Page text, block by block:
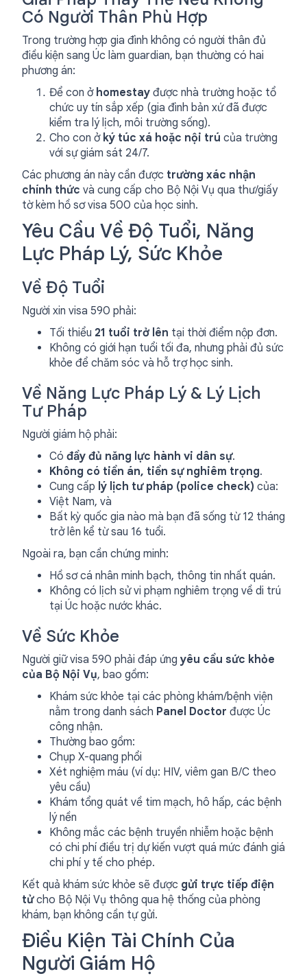
Có Người Thân Phù Hợp
Trong trường hợp gia đình không có người thân đủ
điều kiện sang Úc làm guardian, bạn thường có hai
phương án:
Để con ở homestay được nhà trường hoặc tổ
chức uy tín sắp xếp (gia đình bản xứ đã được
kiểm tra lý lịch, môi trường sống).
Cho con ở ký túc xá hoặc nội trú của trường
với sự giám sát 24/7.
Các phương án này cần được trường xác nhận
chính thức và cung cấp cho Bộ Nội Vụ qua thư/giấy
tờ kèm hồ sơ visa 500 của học sinh.
Yêu Cầu Về Độ Tuổi, Năng
Lực Pháp Lý, Sức Khỏe
Về Độ Tuổi
Người xin visa 590 phải:
Tối thiểu 21 tuổi trở lên tại thời điểm nộp đơn.
Không có giới hạn tuổi tối đa, nhưng phải đủ sức
khỏe để chăm sóc và hỗ trợ học sinh.
Về Năng Lực Pháp Lý & Lý Lịch
Tư Pháp
Người giám hộ phải:
Có đầy đủ năng lực hành vi dân sự.
Không có tiền án, tiền sự nghiêm trọng.
Cung cấp lý lịch tư pháp (police check) của:
Việt Nam, và
Bất kỳ quốc gia nào mà bạn đã sống từ 12 tháng
trở lên kể từ sau 16 tuổi.
Ngoài ra, bạn cần chứng minh:
Hồ sơ cá nhân minh bạch, thông tin nhất quán.
Không có lịch sử vi phạm nghiêm trọng về di trú
tại Úc hoặc nước khác.
Về Sức Khỏe
Người giữ visa 590 phải đáp ứng yêu cầu sức khỏe
của Bộ Nội Vụ, bao gồm:
Khám sức khỏe tại các phòng khám/bệnh viện
nằm trong danh sách Panel Doctor được Úc
công nhận.
Thường bao gồm:
Chụp X-quang phổi
Xét nghiệm máu (ví dụ: HIV, viêm gan B/C theo
yêu cầu)
Khám tổng quát về tim mạch, hô hấp, các bệnh
lý nền
Không mắc các bệnh truyền nhiễm hoặc bệnh
có chi phí điều trị dự kiến vượt quá mức đánh giá
chi phí y tế cho phép.
Kết quả khám sức khỏe sẽ được gửi trực tiếp điện
tửcho Bộ Nội Vụ thông qua hệ thống của phòng
khám, bạn không cần tự gửi.
Điều Kiện Tài Chính Của
Người Giám Hộ